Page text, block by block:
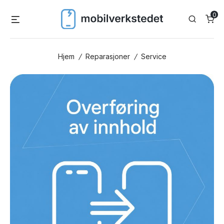
Search
0
Hjem / Reparasjoner / Service